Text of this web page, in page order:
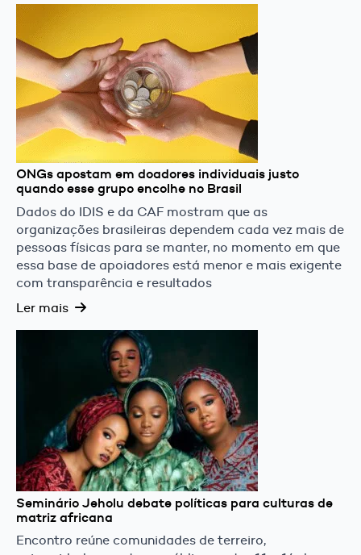
ONGs apostam em doadores individuais justo
quando esse grupo encolhe no Brasil
Dados do IDIS e da CAF mostram que as
organizações brasileiras dependem cada vez mais de
pessoas físicas para se manter, no momento em que
essa base de apoiadores está menor e mais exigente
com transparência e resultados
Ler mais
Seminário Jeholu debate políticas para culturas de
matriz africana
Encontro reúne comunidades de terreiro,